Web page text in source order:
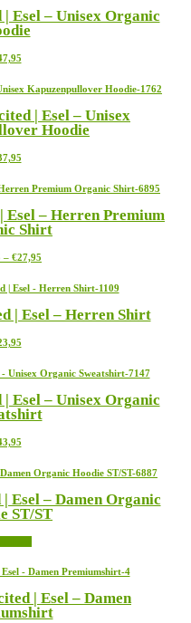
Esel – Unisex Organic
Dieses
weist
Varianten
auf.
Optionen
auf
Produktseite
gewählt
| Esel – Unisex
Hoodie
Dieses
weist
Varianten
auf.
Optionen
auf
Produktseite
werden
Esel – Herren Premium
Shirt
– €27,95
bis
weist
Varianten
können
der
Produktseite
| Esel – Herren Shirt
Dieses
weist
Varianten
auf.
Optionen
auf
Produktseite
gewählt
Esel – Unisex Organic
Dieses
weist
Varianten
auf.
auf
Produktseite
gewählt
Esel – Damen Organic
ST/ST
| Esel – Damen